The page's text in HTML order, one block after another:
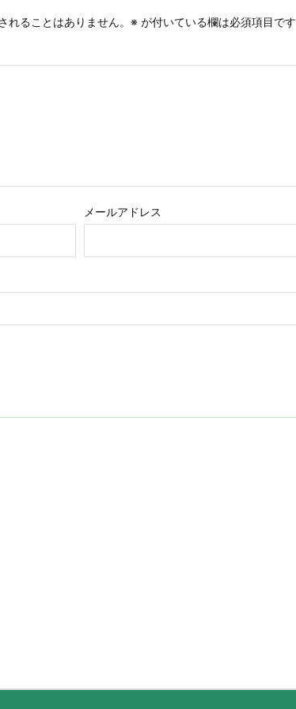
れることはありません。 ※ が付いている欄は必須項目です
メールアドレス